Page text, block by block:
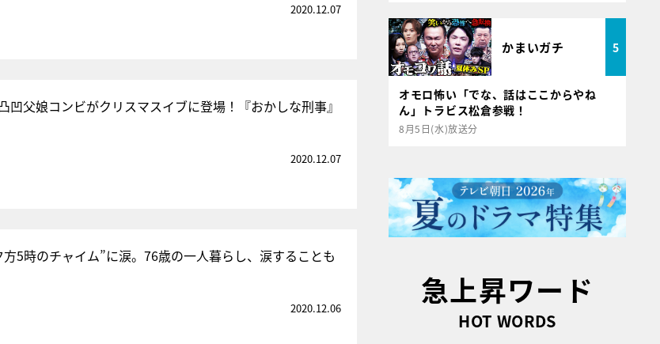
2020.12.07
凹父娘コンビがクリスマスイブに登場！『おかしな刑事』
2020.12.07
5時のチャイム”に涙。76歳の一人暮らし、涙することも
2020.12.06
かまいガチ 5
オモロ怖い「でな、話はここからやね
ん」トラビス松倉参戦！
8月5日(水)放送分
急上昇ワード
HOT WORDS